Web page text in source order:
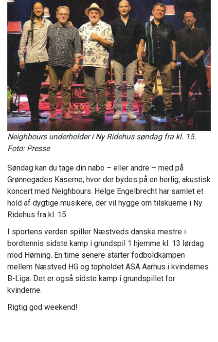
Neighbours underholder i Ny Ridehus søndag fra kl. 15.
Foto: Presse
Søndag kan du tage din nabo – eller andre – med på
Grønnegades Kaserne, hvor der bydes på en herlig, akustisk
koncert med Neighbours. Helge Engelbrecht har samlet et
hold af dygtige musikere, der vil hygge om tilskuerne i Ny
Ridehus fra kl. 15.
I sportens verden spiller Næstveds danske mestre i
bordtennis sidste kamp i grundspil 1 hjemme kl. 13 lørdag
mod Hørning. En time senere starter fodboldkampen
mellem Næstved HG og topholdet ASA Aarhus i kvindernes
B-Liga. Det er også sidste kamp i grundspillet for
kvinderne.
Rigtig god weekend!